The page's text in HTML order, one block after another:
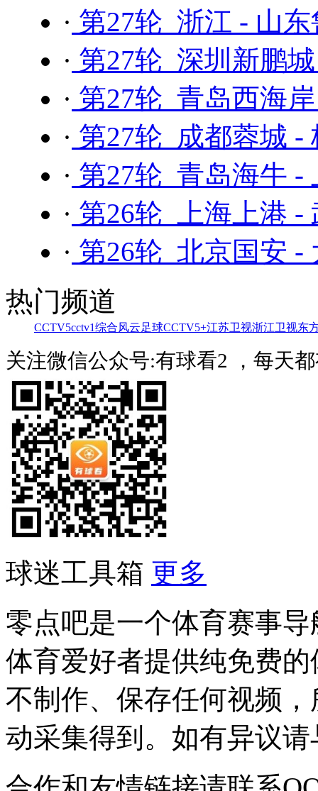
· 第27轮 浙江 - 山
· 第27轮 深圳新鹏
· 第27轮 青岛西海
· 第27轮 成都蓉城 -
· 第27轮 青岛海牛 -
· 第26轮 上海上港 -
· 第26轮 北京国安 -
热门频道
CCTV5cctv1综合风云足球CCTV5+江苏卫视浙江卫视东
关注微信公众号:有球看2 ，每天
球迷工具箱 更多
零点吧是一个体育赛事
体育爱好者提供纯免费
不制作、保存任何视频
动采集得到。如有异议